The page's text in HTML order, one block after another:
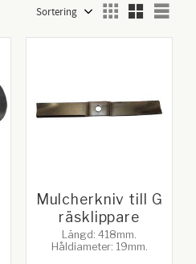
Mulcherkniv till G
räsklippare
Längd: 418mm.
Håldiameter: 19mm.